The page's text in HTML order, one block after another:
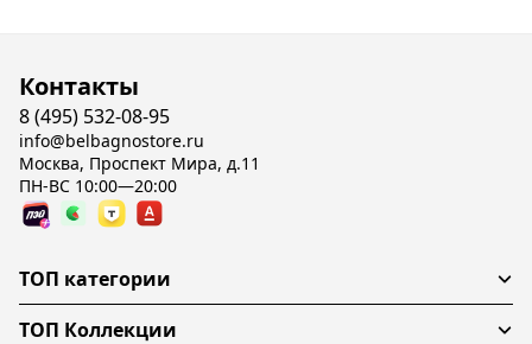
Контакты
8 (495) 532-08-95
info@belbagnostore.ru
Москва, Проспект Мира, д.11
ПН-ВС 10:00—20:00
ТОП категории
ТОП Коллекции